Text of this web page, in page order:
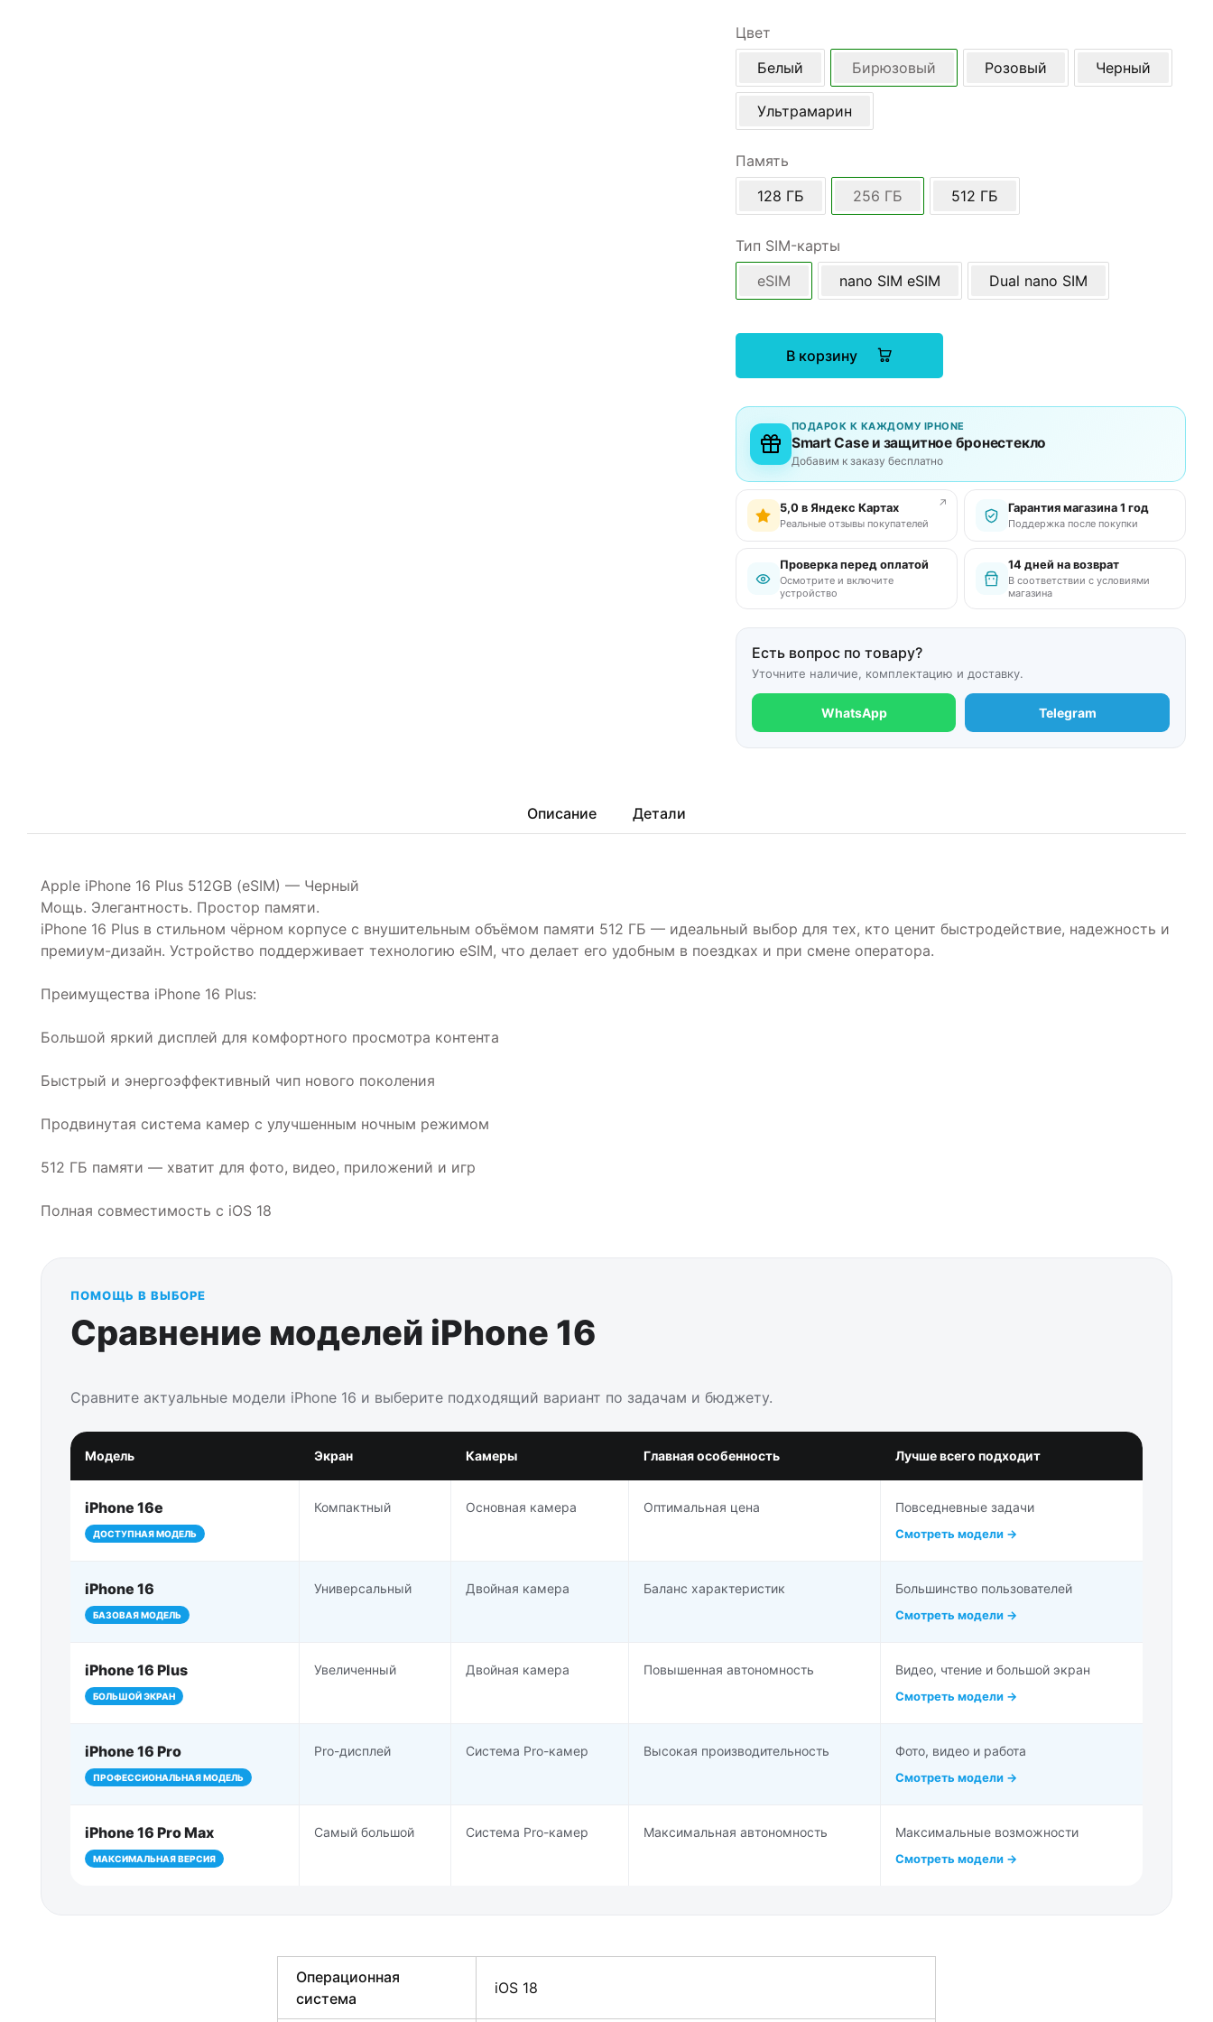
Цвет
Белый
Бирюзовый Розовый Черный
Ультрамарин
Память
128 ГБ
256 ГБ 512 ГБ
Тип SIM-карты
eSIM
nano SIM eSIM Dual nano SIM
В корзину
ПОДАРОК К КАЖДОМУ IPHONE
Smart Case и защитное бронестекло
Добавим к заказу бесплатно
5,0 в Яндекс Картах
Реальные отзывы покупателей
↗ Гарантия магазина 1 год
Поддержка после покупки
Проверка перед оплатой
Осмотрите и включите
устройство
14 дней на возврат
В соответствии с условиями
магазина
Есть вопрос по товару?
Уточните наличие, комплектацию и доставку.
WhatsApp Telegram
Описание Детали
Apple iPhone 16 Plus 512GB (eSIM) — Черный
Мощь. Элегантность. Простор памяти.
iPhone 16 Plus в стильном чёрном корпусе с внушительным объёмом памяти 512 ГБ — идеальный выбор для тех, кто ценит быстродействие, надежность и
премиум-дизайн. Устройство поддерживает технологию eSIM, что делает его удобным в поездках и при смене оператора.
Преимущества iPhone 16 Plus:
Большой яркий дисплей для комфортного просмотра контента
Быстрый и энергоэффективный чип нового поколения
Продвинутая система камер с улучшенным ночным режимом
512 ГБ памяти — хватит для фото, видео, приложений и игр
Полная совместимость с iOS 18
ПОМОЩЬ В ВЫБОРЕ
Сравнение моделей iPhone 16
Сравните актуальные модели iPhone 16 и выберите подходящий вариант по задачам и бюджету.
Модель Экран Камеры Главная особенность Лучше всего подходит
iPhone 16e
ДОСТУПНАЯ МОДЕЛЬ
Компактный Основная камера Оптимальная цена Повседневные задачи
Смотреть модели →
iPhone 16
БАЗОВАЯ МОДЕЛЬ
Универсальный Двойная камера Баланс характеристик Большинство пользователей
Смотреть модели →
iPhone 16 Plus
БОЛЬШОЙ ЭКРАН
Увеличенный Двойная камера Повышенная автономность Видео, чтение и большой экран
Смотреть модели →
iPhone 16 Pro
ПРОФЕССИОНАЛЬНАЯ МОДЕЛЬ
Pro-дисплей Система Pro-камер Высокая производительность Фото, видео и работа
Смотреть модели →
iPhone 16 Pro Max
МАКСИМАЛЬНАЯ ВЕРСИЯ
Самый большой Система Pro-камер Максимальная автономность Максимальные возможности
Смотреть модели →
Операционная
система
iOS 18